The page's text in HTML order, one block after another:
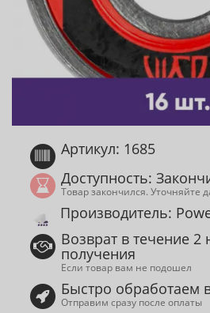
Артикул: 1685
Доступность:
Товар закончился. Уточняйте
Производитель:
Возврат в течение 2
получения
Если товар вам не подошел
Быстро обработаем
Отправим сразу после оплаты